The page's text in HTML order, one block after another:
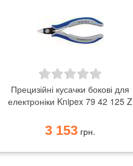
Прецизійні кусачки бокові для
електроніки Knipex 79 42 125 Z
3 153 грн.